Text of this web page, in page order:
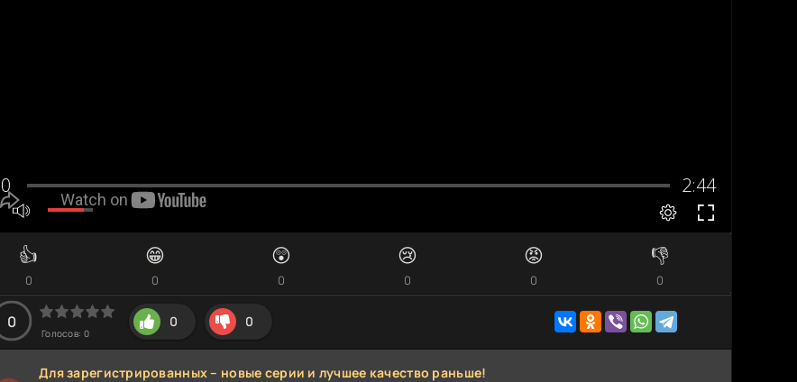
👍
0
😁
0
😲
0
😢
0
😡
0
👎
0
0
Голосов: 0
0 0
Для зарегистрированных – новые серии и лучшее качество раньше!